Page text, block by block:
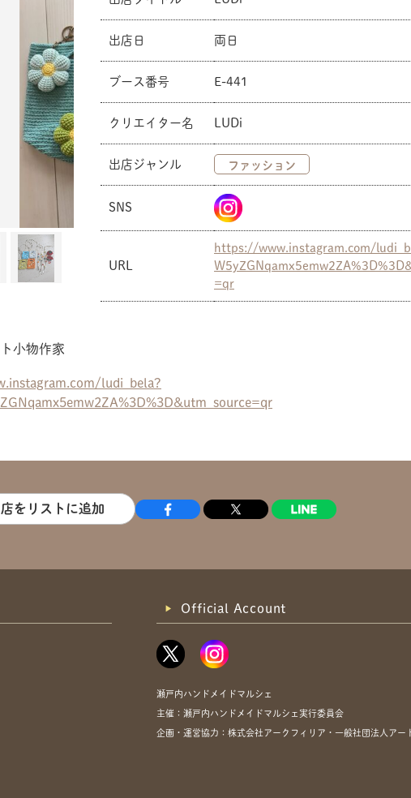
出店日 両日
ブース番号 E-441
クリエイター名 LUDi
出店ジャンル ファッション
SNS
URL
https://www.instagram.com/
=qr
小物作家
ludi_bela?
をリストに追加
Official Account
瀬戸内ハンドメイドマルシェ
主催：瀬戸内ハンドメイドマルシェ実行委員会
企画・運営協力：株式会社アークフィリア・一般社団法人アー